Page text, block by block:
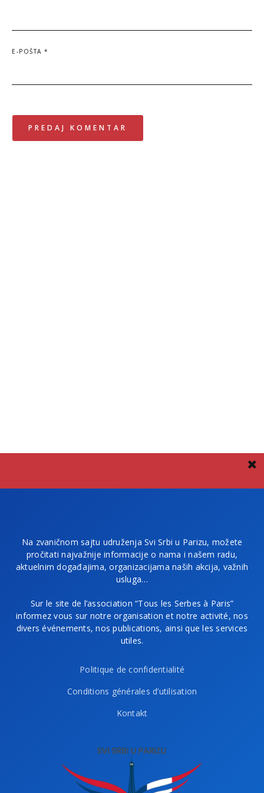
E-POŠTA *
Na zvaničnom sajtu udruženja Svi Srbi u Parizu, možete
pročitati najvažnije informacije o nama i našem radu,
aktuelnim događajima, organizacijama naših akcija, važnih
usluga…
Sur le site de l’association “Tous les Serbes à Paris”
informez vous sur notre organisation et notre activité, nos
divers événements, nos publications, ainsi que les services
utiles.
Politique de confidentialité
Conditions générales d’utilisation
Kontakt